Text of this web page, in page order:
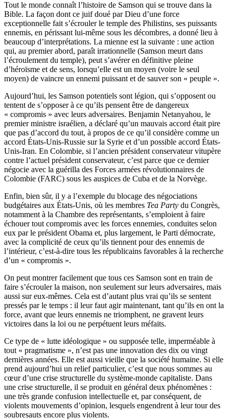
Tout le monde connaît l’histoire de Samson qui se trouve dans la
Bible. La façon dont ce juif doué par Dieu d’une force
exceptionnelle fait s’écrouler le temple des Philistins, ses puissants
ennemis, en périssant lui-même sous les décombres, a donné lieu à
beaucoup d’interprétations. La mienne est la suivante : une action
qui, au premier abord, paraît irrationnelle (Samson meurt dans
l’écroulement du temple), peut s’avérer en définitive pleine
d’héroïsme et de sens, lorsqu’elle est un moyen (voire le seul
moyen) de vaincre un ennemi puissant et de sauver son « peuple ».
Aujourd’hui, les Samson potentiels sont légion, qui s’opposent ou
tentent de s’opposer à ce qu’ils pensent être de dangereux
« compromis » avec leurs adversaires. Benjamin Netanyahou, le
premier ministre israélien, a déclaré qu’un mauvais accord était pire
que pas d’accord du tout, à propos de ce qu’il considère comme un
accord États-Unis-Russie sur la Syrie et d’un possible accord États-
Unis-Iran. En Colombie, si l’ancien président conservateur vitupère
contre l’actuel président conservateur, c’est parce que ce dernier
négocie avec la guérilla des Forces armées révolutionnaires de
Colombie (FARC) sous les auspices de Cuba et de la Norvège.
Enfin, bien sûr, il y a l’exemple du blocage des négociations
budgétaires aux États-Unis, où les membres Tea Party du Congrès,
notamment à la Chambre des représentants, s’emploient à faire
échouer tout compromis avec les forces ennemies, conduites selon
eux par le président Obama et, plus largement, le Parti démocrate,
avec la complicité de ceux qu’ils tiennent pour des ennemis de
l’intérieur, c’est-à-dire tous les républicains favorables à la recherche
d’un « compromis ».
On peut montrer facilement que tous ces Samson sont en train de
faire s’écrouler la maison, non seulement sur leurs adversaires, mais
aussi sur eux-mêmes. Cela est d’autant plus vrai qu’ils se sentent
pressés par le temps : il leur faut agir maintenant, tant qu’ils en ont la
force, avant que leurs ennemis ne triomphent, ne gravent leurs
victoires dans la loi ou ne perpétuent leurs méfaits.
Ce type de « lutte idéologique » ou supposée telle, imperméable à
tout « pragmatisme », n’est pas une innovation des dix ou vingt
dernières années. Elle est aussi vieille que la société humaine. Si elle
prend aujourd’hui un relief particulier, c’est que nous sommes au
cœur d’une crise structurelle du système-monde capitaliste. Dans
une crise structurelle, il se produit en général deux phénomènes :
une très grande confusion intellectuelle et, par conséquent, de
violents mouvements d’opinion, lesquels engendrent à leur tour des
soubresauts encore plus violents.